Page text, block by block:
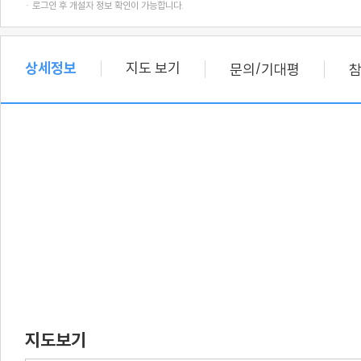
· 로그인 후 개설자 정보 확인이 가능합니다.
상세정보 지도 보기 문의/기대평
지도보기